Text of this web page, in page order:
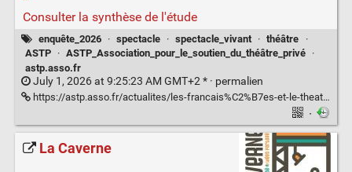
Consulter la synthèse de l'étude
enquête_2026 · spectacle · spectacle_vivant · théâtre
·
ASTP
· ASTP_Association_pour_le_soutien_du_théâtre_privé
·
astp.asso.fr
July 1, 2026 at 9:25:23 AM GMT+2 * · permalien
https://astp.asso.fr/actualites/les-francais%C2%B7es-et-le-theatre-en-2026/
·
La Caverne